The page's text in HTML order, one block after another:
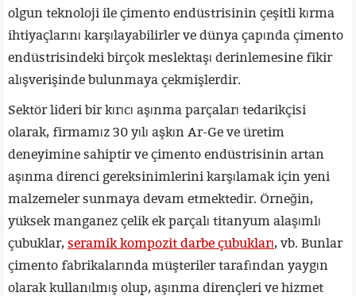
olgun teknoloji ile çimento endüstrisinin çeşitli kırma
ihtiyaçlarını karşılayabilirler ve dünya çapında çimento
endüstrisindeki birçok meslektaşı derinlemesine fikir
alışverişinde bulunmaya çekmişlerdir.
Sektör lideri bir kırıcı aşınma parçaları tedarikçisi
olarak, firmamız 30 yılı aşkın Ar-Ge ve üretim
deneyimine sahiptir ve çimento endüstrisinin artan
aşınma direnci gereksinimlerini karşılamak için yeni
malzemeler sunmaya devam etmektedir. Örneğin,
yüksek manganez çelik ek parçalı titanyum alaşımlı
çubuklar, seramik kompozit darbe çubukları, vb. Bunlar
çimento fabrikalarında müşteriler tarafından yaygın
olarak kullanılmış olup, aşınma dirençleri ve hizmet